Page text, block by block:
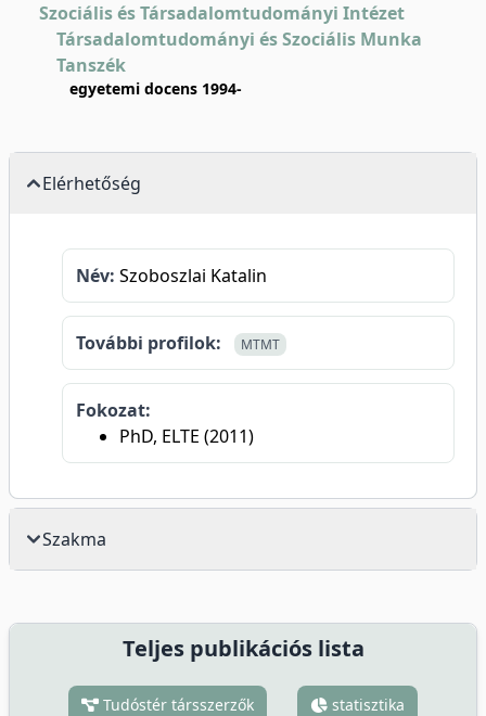
Szociális és Társadalomtudományi Intézet
Társadalomtudományi és Szociális Munka
Tanszék
egyetemi docens 1994-
Elérhetőség
Név: Szoboszlai Katalin
További profilok: MTMT
Fokozat:
PhD, ELTE (2011)
Szakma
Teljes publikációs lista
Tudóstér társszerzők statisztika